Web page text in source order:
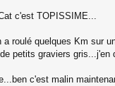
c'est TOPISSIME...
a roulé quelques Km sur
petits graviers
c'est malin